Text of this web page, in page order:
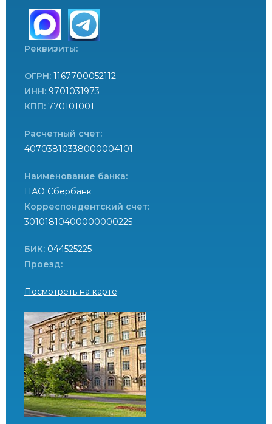
Реквизиты:
ОГРН: 1167700052112
ИНН: 9701031973
КПП: 770101001
Расчетный счет:
40703810338000004101
Наименование банка:
ПАО Сбербанк
Корреспондентский счет:
30101810400000000225
БИК: 044525225
Проезд:
Посмотреть на карте